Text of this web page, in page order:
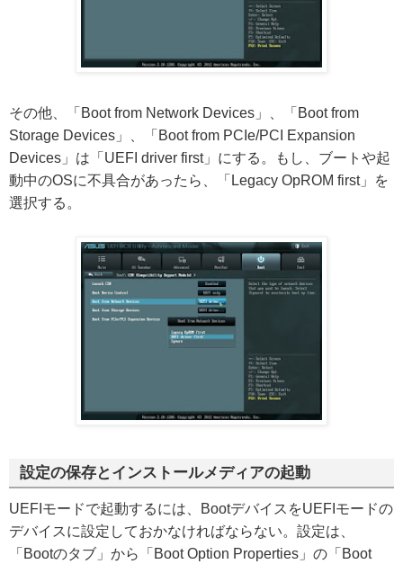
その他、「Boot from Network Devices」、「Boot from
Storage Devices」、「Boot from PCIe/PCI Expansion
Devices」は「UEFI driver first」にする。もし、ブートや起
動中のOSに不具合があったら、「Legacy OpROM first」を
選択する。
設定の保存とインストールメディアの起動
UEFIモードで起動するには、BootデバイスをUEFIモードの
デバイスに設定しておかなければならない。設定は、
「Bootのタブ」から「Boot Option Properties」の「Boot